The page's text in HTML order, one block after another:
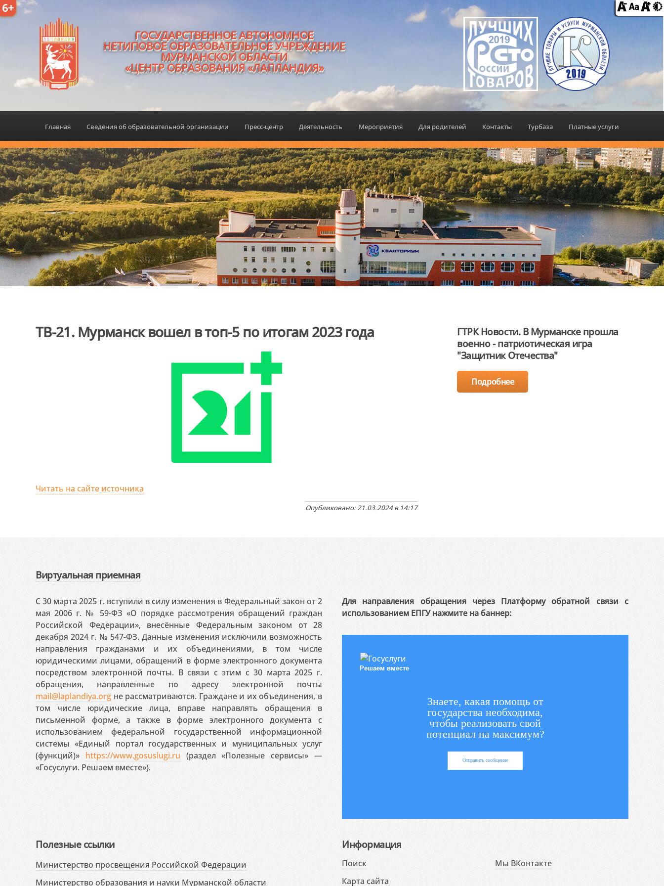
6+
ГОСУДАРСТВЕННОЕ АВТОНОМНОЕ
НЕТИПОВОЕ ОБРАЗОВАТЕЛЬНОЕ УЧРЕЖДЕНИЕ
МУРМАНСКОЙ ОБЛАСТИ
«ЦЕНТР ОБРАЗОВАНИЯ «ЛАПЛАНДИЯ»
Главная Сведения об образовательной организации Пресс-центр Деятельность Мероприятия Для родителей Контакты Турбаза Платные услуги
ТВ-21. Мурманск вошел в топ-5 по итогам 2023 года
Читать на сайте источника
Опубликовано: 21.03.2024 в 14:17
ГТРК Новости. В Мурманске прошла
военно - патриотическая игра
"Защитник Отечества"
Подробнее
Виртуальная приемная
С 30 марта 2025 г. вступили в силу изменения в Федеральный закон от 2
мая 2006 г. № 59-ФЗ «О порядке рассмотрения обращений граждан
Российской Федерации», внесённые Федеральным законом от 28
декабря 2024 г. № 547-ФЗ. Данные изменения исключили возможность
направления гражданами и их объединениями, в том числе
юридическими лицами, обращений в форме электронного документа
посредством электронной почты. В связи с этим с 30 марта 2025 г.
обращения, направленные по адресу электронной почты
mail@laplandiya.org не рассматриваются. Граждане и их объединения, в
том числе юридические лица, вправе направлять обращения в
письменной форме, а также в форме электронного документа с
использованием федеральной государственной информационной
системы «Единый портал государственных и муниципальных услуг
(функций)» https://www.gosuslugi.ru (раздел «Полезные сервисы» —
«Госуслуги. Решаем вместе»).
Для направления обращения через Платформу обратной связи с
использованием ЕПГУ нажмите на баннер:
Решаем вместе
Знаете, какая помощь от
государства необходима,
чтобы реализовать свой
потенциал на максимум?
Отправить сообщение
Полезные ссылки
Министерство просвещения Российской Федерации
Министерство образования и науки Мурманской области
Информация
Поиск
Карта сайта
Мы ВКонтакте